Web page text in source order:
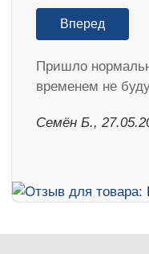
Вперед
Пришло
временем не
Семён Б.,